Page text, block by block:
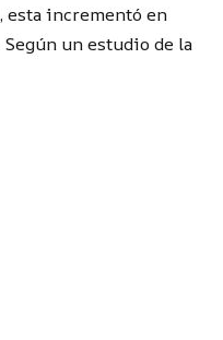
esta incrementó en
un estudio de la